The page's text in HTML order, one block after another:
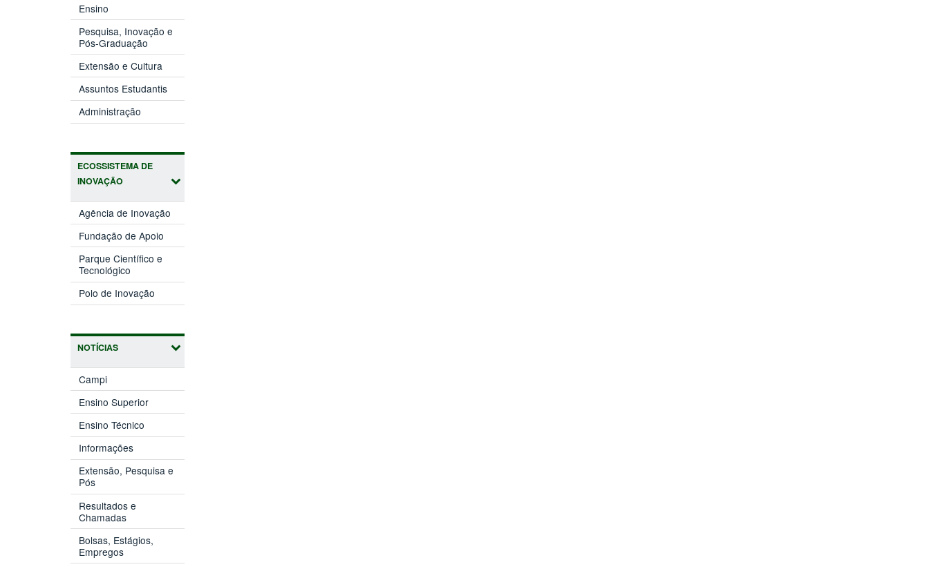
Ensino
em
nova
janela)
Pesquisa, Inovação e
Pós-Graduação (abre
em
nova
janela)
Extensão e Cultura
em
nova
janela)
Assuntos Estudantis(abre
em
janela)
Administração
em
ECOSSISTEMA DE
INOVAÇÃO
Agência de Inovação
em
janela)
Fundação de Apoio
em
Parque Científico e
Tecnológico
em
nova
janela)
Polo de Inovação
em
NOTÍCIAS
Campi
Ensino Superior
Ensino Técnico
Informações
Extensão, Pesquisa e
Pós
Resultados e
Chamadas
Bolsas, Estágios,
Empregos